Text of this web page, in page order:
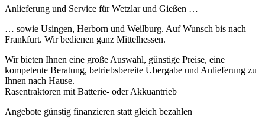
Anlieferung und Service für Wetzlar und Gießen …
… sowie Usingen, Herborn und Weilburg. Auf Wunsch bis nach
Frankfurt. Wir bedienen ganz Mittelhessen.
Wir bieten Ihnen eine große Auswahl, günstige Preise, eine
kompetente Beratung, betriebsbereite Übergabe und Anlieferung zu
Ihnen nach Hause.
Rasentraktoren mit Batterie- oder Akkuantrieb
Angebote günstig finanzieren statt gleich bezahlen